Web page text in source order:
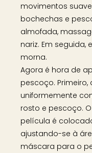
movimentos
bochechas e
almofada,
nariz. Em
morna.
Agora é hora de
pescoço.
uniformemente
rosto e pescoço.
película é
ajustando-se à
máscara para o